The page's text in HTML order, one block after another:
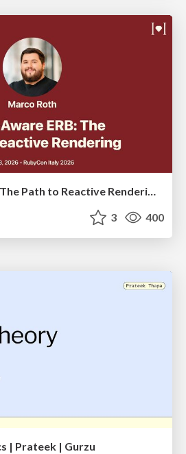
3 400
| Prateek | Gurzu